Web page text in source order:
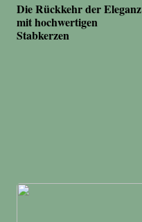
Die Rückkehr der Eleganz
mit hochwertigen
Stabkerzen